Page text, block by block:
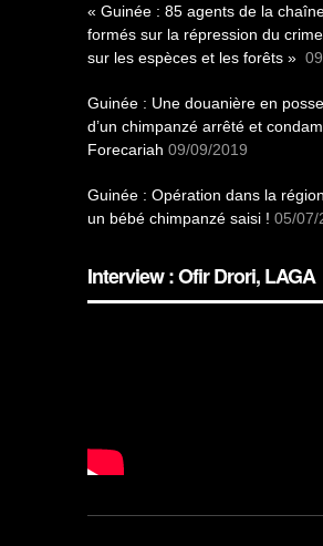
« Guinée : 85 agents de la
formés sur la répression du
sur les espèces et les forêts »
Guinée : Une douanière en
d’un chimpanzé arrêté et
Forecariah 09/09/2019
Guinée : Opération dans la
un bébé chimpanzé saisi ! 05/07/
Interview : Ofir Drori, LAGA